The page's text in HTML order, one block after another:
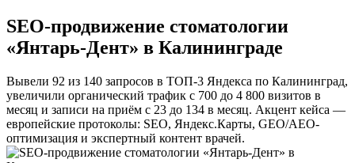
SEO-продвижение стоматологии
«Янтарь-Дент» в Калининграде
Вывели 92 из 140 запросов в ТОП-3 Яндекса по Калининград,
увеличили органический трафик с 700 до 4 800 визитов в
месяц и записи на приём с 23 до 134 в месяц. Акцент кейса —
европейские протоколы: SEO, Яндекс.Карты, GEO/AEO-
оптимизация и экспертный контент врачей.